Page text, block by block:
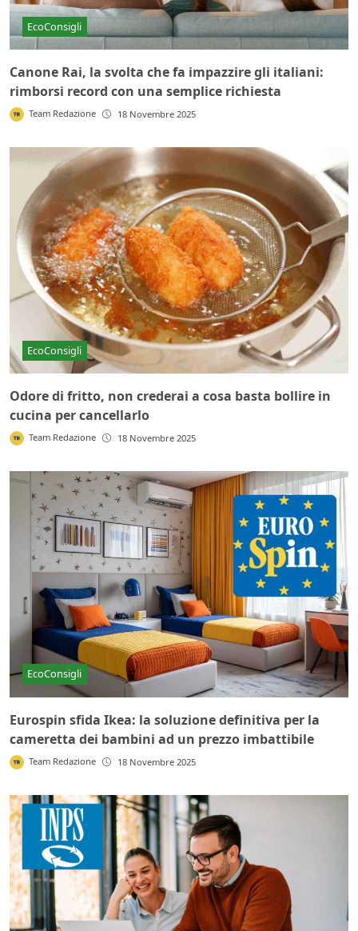
EcoConsigli
Canone Rai, la svolta che fa impazzire gli italiani:
rimborsi record con una semplice richiesta
Team Redazione 18 Novembre 2025
EcoConsigli
Odore di fritto, non crederai a cosa basta bollire in
cucina per cancellarlo
Team Redazione 18 Novembre 2025
EcoConsigli
Eurospin sfida Ikea: la soluzione definitiva per la
cameretta dei bambini ad un prezzo imbattibile
Team Redazione 18 Novembre 2025